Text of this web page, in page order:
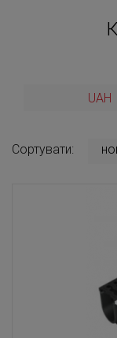
UAH
Сортувати: